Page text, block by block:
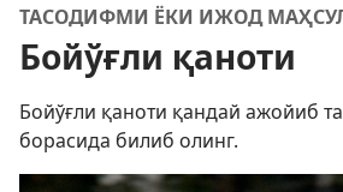
ТАСОДИФМИ ЁКИ ИЖОД
Бойўғли қаноти
Бойўғли қаноти қандай ажойиб
борасида билиб олинг.